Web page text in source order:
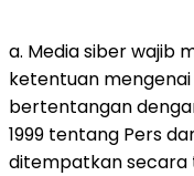
a. Media siber wajib
ketentuan mengenai
bertentangan
1999 tentang Pers
ditempatkan secara